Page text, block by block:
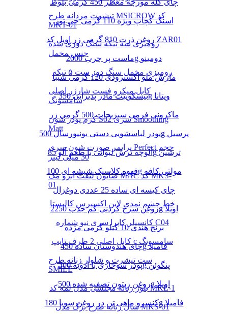
تیشرت مردانه طرح MSICROW کد
MKT-01
رومیزی سه تیکه سنگ دوزی شده
جنس مخمل
رومیزی مخمل سنگ دوز ست ۵ تیکه
کابل میکرو فست شارژر اصلی
سامسونگ
کرم پودر شون S02 سری Smoothing
Matt
پرایمر صورت شون سری Perfect حجم
30 میلی لیتر
صابون لیفت ابرو مک MAC کد MKS-
01
خط چشم نمدی لاین اکسپرس کالیستا
کانسیلر کاپرا سری نیو شماره C04
کابل اصلی 2 طرف تایپ c سامسونگ
ست تیشرت و شلوار زنانه طرح
SMILE
بلوز زنانه مجلسی مدل لمه کد MKL-1
شال زنانه طرح برگ مدل MKS-01
چای کله مورچه معطر 450 گرمی بلوط
اسنک کچاپ ویژه 110 گرمی چی توز
روغن ذرت 810 گرمی زر اویل کد ZAR01
ماست پر چرب 2000g دومینو
مارش ملو اکسترودی 120 گرمی شیبا
بیسکوییت مادر پذیرایی 350g ویتانا
ماکرونی فرمی سبزیجات 500 گرمی زر
پودر لباسشویی دستی یونیورسال 500g پرسیل
آلوچه ترش لیوانی با طعم آلو 85g ترشین
قهوه کلاسیک شیشه ای 100g مولتی کافه
چای کیسه ای ساده 25 عددی دوغزال
روغن سرخ کردنی کم جذب 2250g اویلا
برنج هندی 10 کیلو گرمی مژده
چای هندوستان ساده 450g فامیلا
پودر سوخاری با ادویه 300g پنگوئن
روغن زیتون تصفیه شده 500g اویلا
کنسرو ماهی تن در روغن سویا 180g فامیلا